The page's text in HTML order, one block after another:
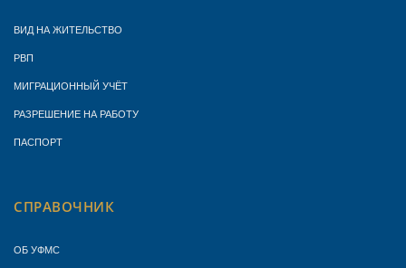
ВИД НА ЖИТЕЛЬСТВО
РВП
МИГРАЦИОННЫЙ УЧЁТ
РАЗРЕШЕНИЕ НА РАБОТУ
ПАСПОРТ
СПРАВОЧНИК
ОБ УФМС